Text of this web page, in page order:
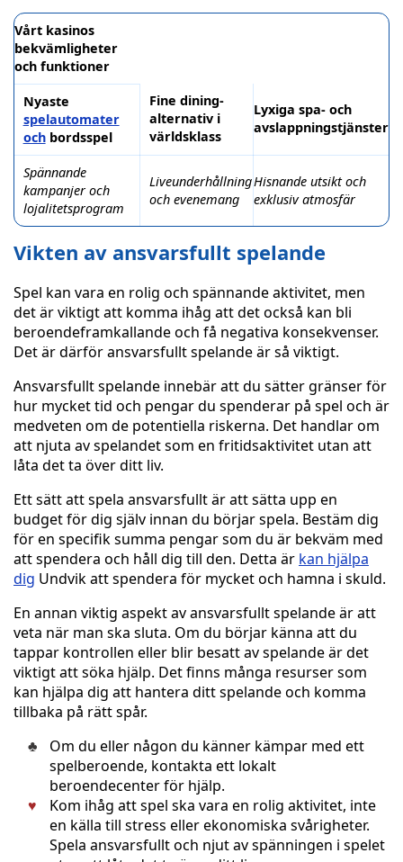
Vårt kasinos
bekvämligheter
och funktioner
Nyaste
spelautomater
ochbordsspel
Fine dining-
alternativ i
världsklass
Lyxiga spa- och
avslappningstjänster
Spännande
kampanjer och
lojalitetsprogram
Liveunderhållning
och evenemang
Hisnande utsikt och
exklusiv atmosfär
Vikten av ansvarsfullt spelande
Spel kan vara en rolig och spännande aktivitet, men
det är viktigt att komma ihåg att det också kan bli
beroendeframkallande och få negativa konsekvenser.
Det är därför ansvarsfullt spelande är så viktigt.
Ansvarsfullt spelande innebär att du sätter gränser för
hur mycket tid och pengar du spenderar på spel och är
medveten om de potentiella riskerna. Det handlar om
att njuta av spelandet som en fritidsaktivitet utan att
låta det ta över ditt liv.
Ett sätt att spela ansvarsfullt är att sätta upp en
budget för dig själv innan du börjar spela. Bestäm dig
för en specifik summa pengar som du är bekväm med
att spendera och håll dig till den. Detta är kan hjälpa
dig Undvik att spendera för mycket och hamna i skuld.
En annan viktig aspekt av ansvarsfullt spelande är att
veta när man ska sluta. Om du börjar känna att du
tappar kontrollen eller blir besatt av spelande är det
viktigt att söka hjälp. Det finns många resurser som
kan hjälpa dig att hantera ditt spelande och komma
tillbaka på rätt spår.
Om du eller någon du känner kämpar med ett
spelberoende, kontakta ett lokalt
beroendecenter för hjälp.
Kom ihåg att spel ska vara en rolig aktivitet, inte
en källa till stress eller ekonomiska svårigheter.
Spela ansvarsfullt och njut av spänningen i spelet